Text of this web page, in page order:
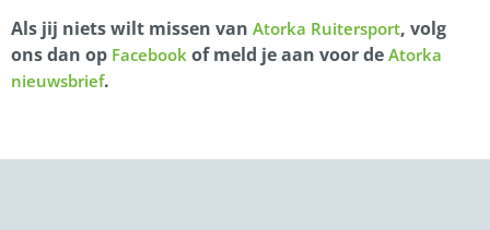
Als jij niets wilt missen van Atorka Ruitersport, volg
ons dan op Facebook of meld je aan voor de Atorka
nieuwsbrief.